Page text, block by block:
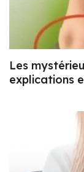
Les
explications